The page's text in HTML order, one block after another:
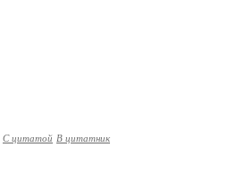
С цитатой В цитатник